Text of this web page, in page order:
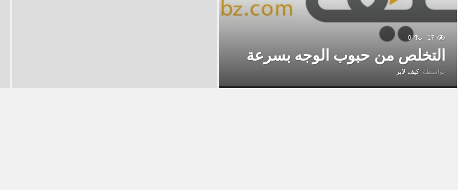
17
0
التخلص من حبوب الوجه بسرعة
بواسطة كيف لابز